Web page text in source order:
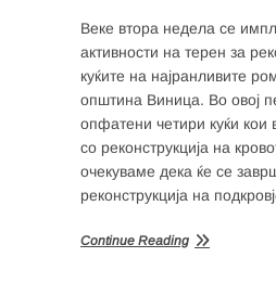
Веке втора недела се
активности на терен за
куќите на најранливите
општина Виница. Во овој
опфатени четири куќи кои
со реконструкција на
очекуваме дека ќе се
реконструкција на
Continue Reading